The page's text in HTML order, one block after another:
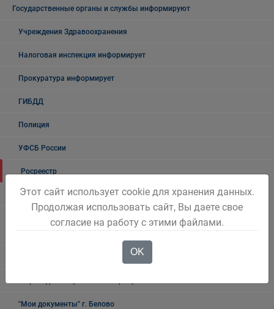
Государственные органы и службы информируют
Учреждения Здравоохранения
Налоговая инспекция информирует
Прокуратура информирует
ГИБДД
Полиция
УФСБ России
Росреестр
УФМС
Государственное казенное учреждение «Кадровый центр Кузбасса»
"Мои документы" г. Белово
Этот сайт использует cookie для хранения данных.
Продолжая использовать сайт, Вы даете свое
согласие на работу с этими файлами.
OK